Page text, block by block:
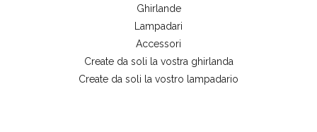
Ghirlande
Lampadari
Accessori
Create da soli la vostra ghirlanda
Create da soli la vostro lampadario